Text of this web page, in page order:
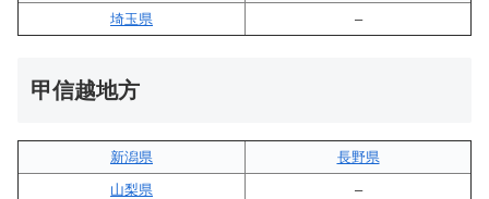
埼玉県
–
甲信越地方
新潟県
長野県
山梨県
–